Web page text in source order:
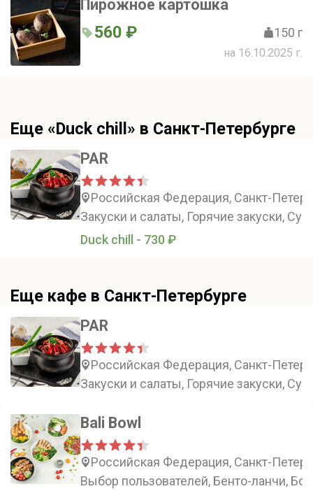
Пирожное картошка
560 ₽ 150 г
на 16.10.2025 г.
Еще «Duck chill» в Санкт-Петербурге
PAR
Российская Федерация, Санкт-
Закуски и салаты, Горячие закуски,
Duck chill - 730 ₽
Еще кафе в Санкт-Петербурге
PAR
Российская Федерация, Санкт-
Закуски и салаты, Горячие закуски,
Bali Bowl
Российская Федерация, Санкт-
Выбор пользователей, Бенто-ланчи,